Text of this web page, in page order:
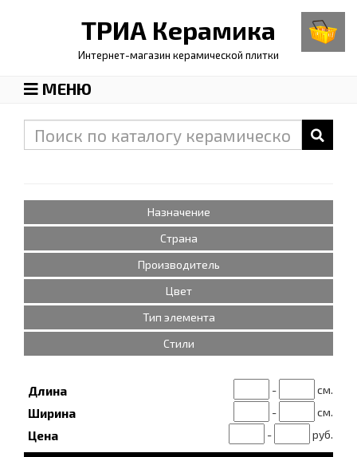
ТРИА Керамика
Интернет-магазин керамической плитки
МЕНЮ
Назначение
Страна
Производитель
Цвет
Тип элемента
Стили
Длина - см.
Ширина - см.
Цена - руб.